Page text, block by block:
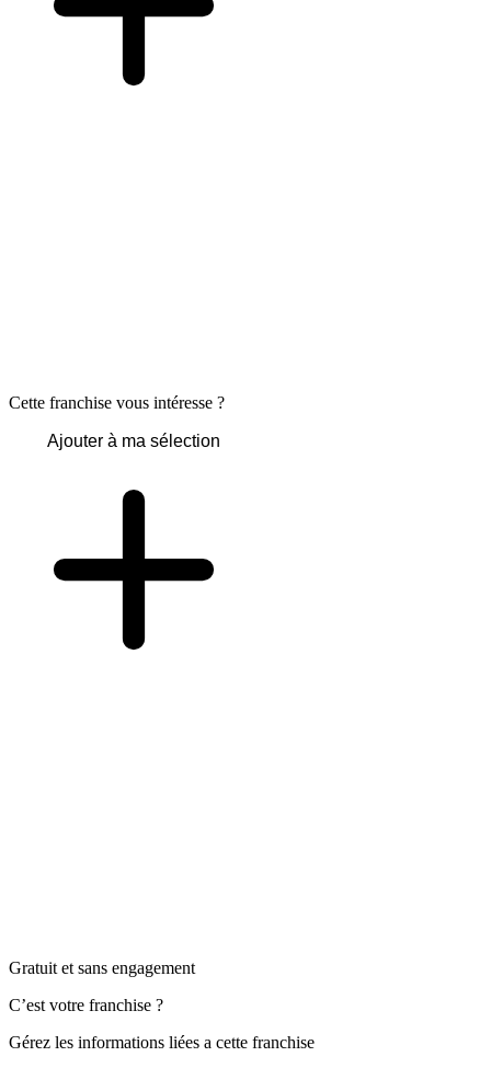
Cette franchise vous intéresse ?
Ajouter à ma sélection
Gratuit et sans engagement
C’est votre franchise ?
Gérez les informations liées a cette franchise